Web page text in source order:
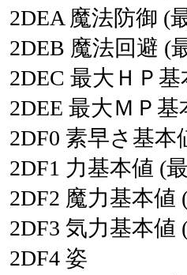
2DEA 魔法防御 (
2DEB 魔法回避 (
2DEC 最大ＨＰ基
2DEE 最大ＭＰ基
2DF0 素早さ基本
2DF1 力基本値 (
2DF2 魔力基本値
2DF3 気力基本値
2DF4 姿